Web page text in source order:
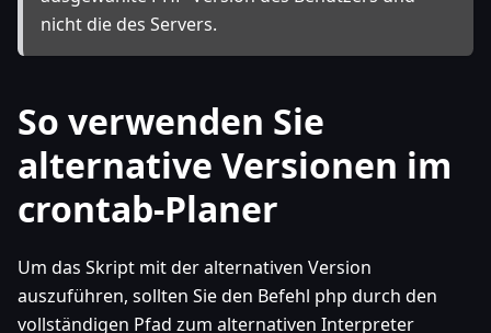
nicht die des Servers.
So verwenden Sie
alternative Versionen im
crontab-Planer
Um das Skript mit der alternativen Version
auszuführen, sollten Sie den Befehl php durch den
vollständigen Pfad zum alternativen Interpreter